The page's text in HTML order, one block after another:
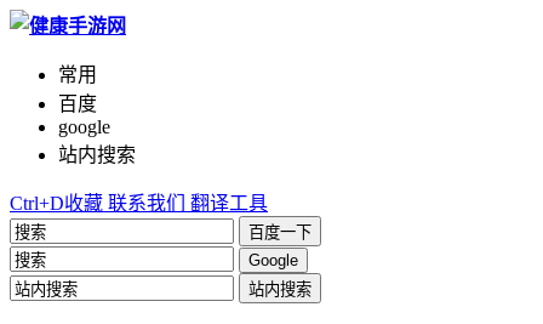
常用
百度
google
站内搜索
Ctrl+D收藏 联系我们 翻译工具
百度一下
Google
站内搜索